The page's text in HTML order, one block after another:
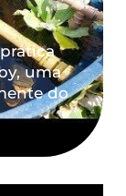
uma
do